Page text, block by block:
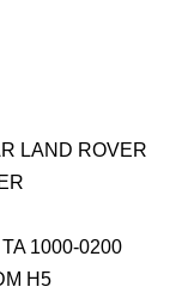
LAND ROVER
1000-0200
H5